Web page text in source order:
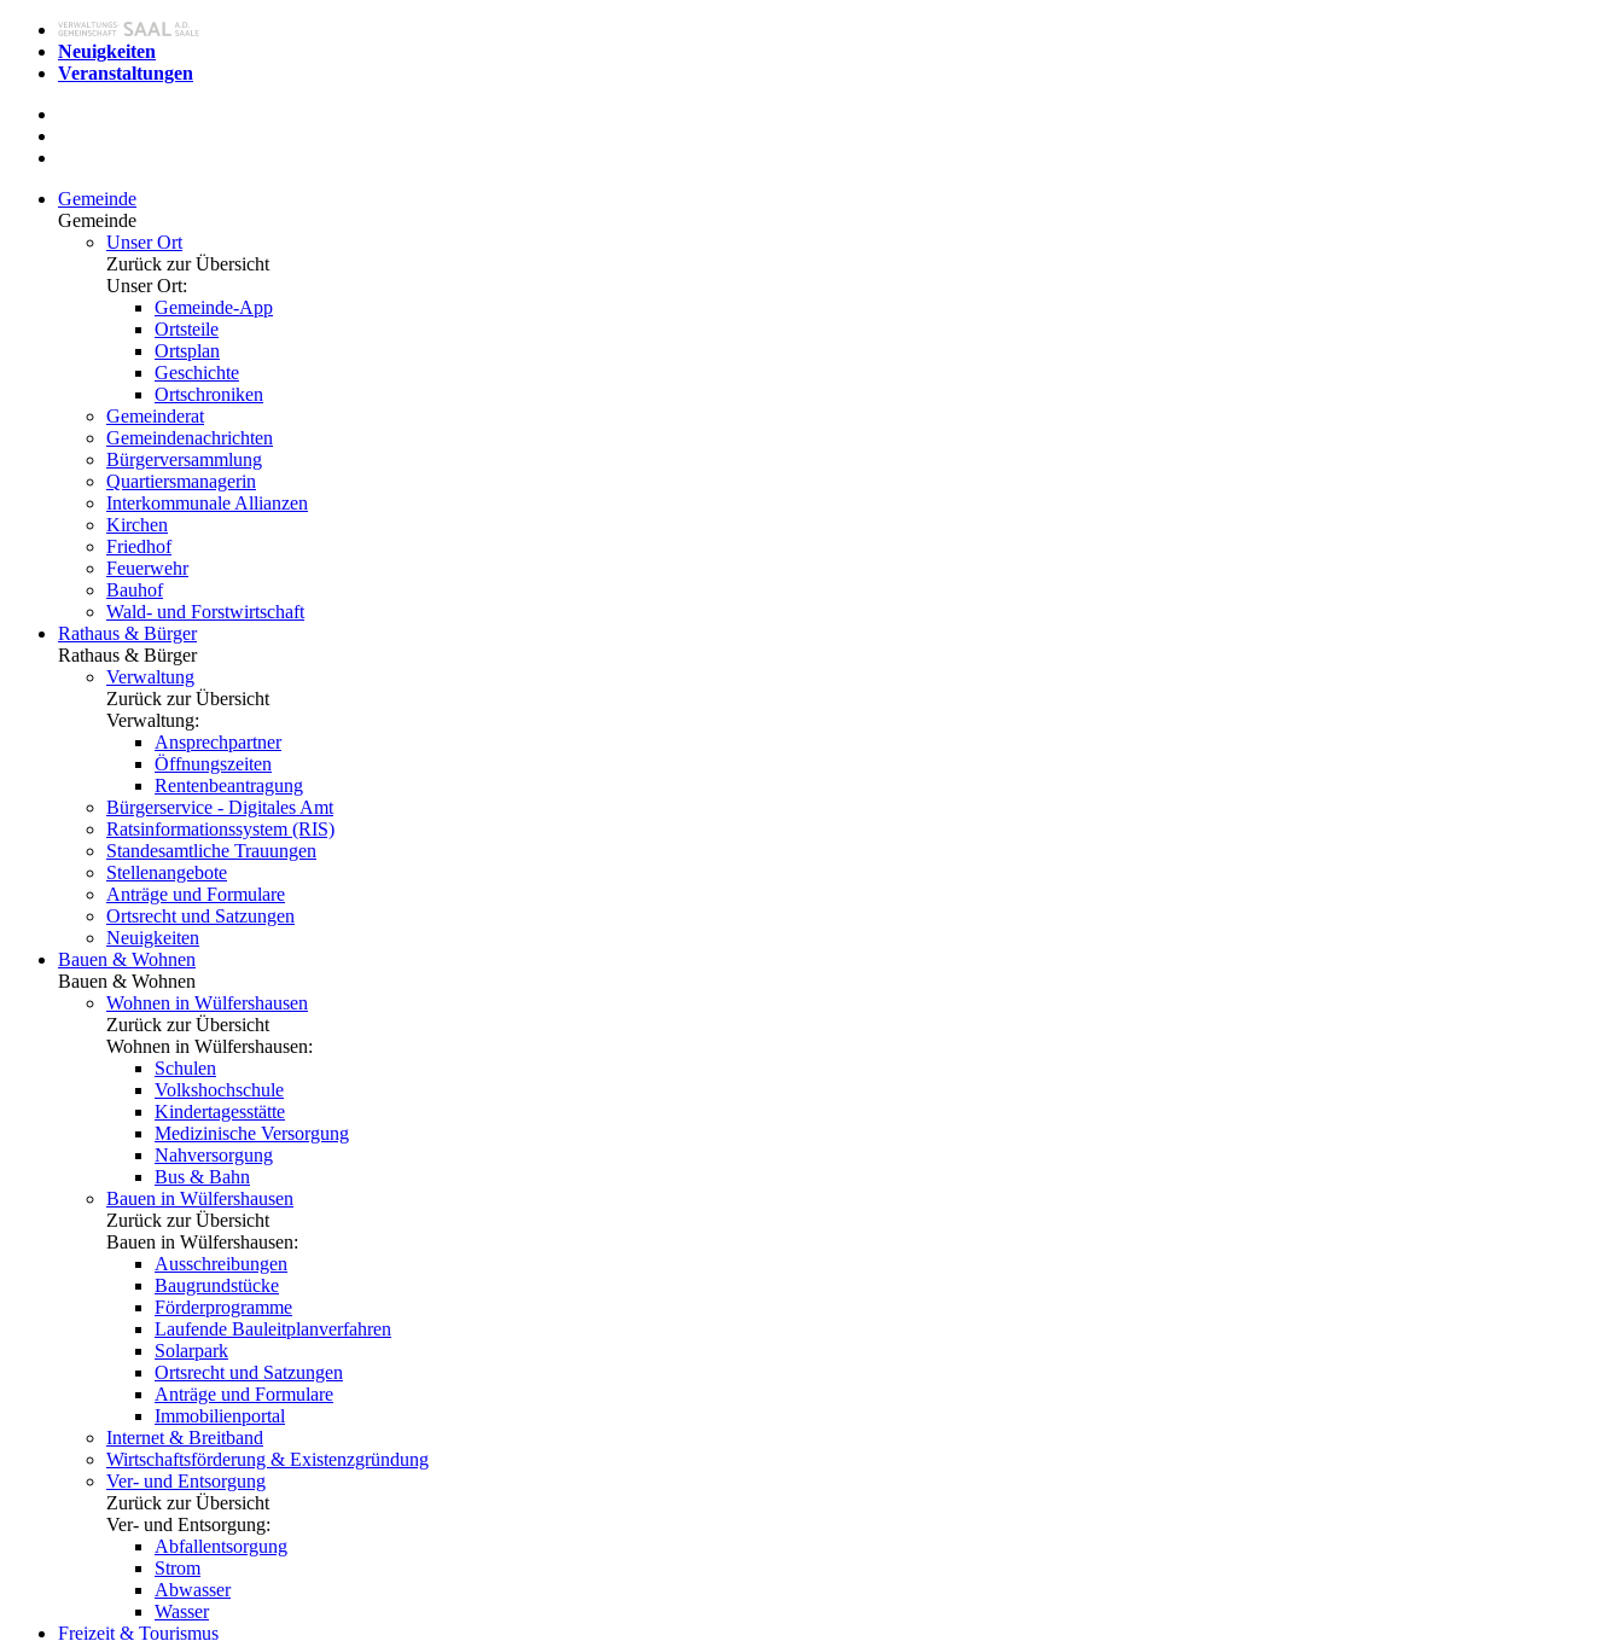
Neuigkeiten
Veranstaltungen
Gemeinde
Gemeinde
Unser Ort
Zurück zur Übersicht
Unser Ort:
Gemeinde-App
Ortsteile
Ortsplan
Geschichte
Ortschroniken
Gemeinderat
Gemeindenachrichten
Bürgerversammlung
Quartiersmanagerin
Interkommunale Allianzen
Kirchen
Friedhof
Feuerwehr
Bauhof
Wald- und Forstwirtschaft
Rathaus & Bürger
Rathaus & Bürger
Verwaltung
Zurück zur Übersicht
Verwaltung:
Ansprechpartner
Öffnungszeiten
Rentenbeantragung
Bürgerservice - Digitales Amt
Ratsinformationssystem (RIS)
Standesamtliche Trauungen
Stellenangebote
Anträge und Formulare
Ortsrecht und Satzungen
Neuigkeiten
Bauen & Wohnen
Bauen & Wohnen
Wohnen in Wülfershausen
Zurück zur Übersicht
Wohnen in Wülfershausen:
Schulen
Volkshochschule
Kindertagesstätte
Medizinische Versorgung
Nahversorgung
Bus & Bahn
Bauen in Wülfershausen
Zurück zur Übersicht
Bauen in Wülfershausen:
Ausschreibungen
Baugrundstücke
Förderprogramme
Laufende Bauleitplanverfahren
Solarpark
Ortsrecht und Satzungen
Anträge und Formulare
Immobilienportal
Internet & Breitband
Wirtschaftsförderung & Existenzgründung
Ver- und Entsorgung
Zurück zur Übersicht
Ver- und Entsorgung:
Abfallentsorgung
Strom
Abwasser
Wasser
Freizeit & Tourismus